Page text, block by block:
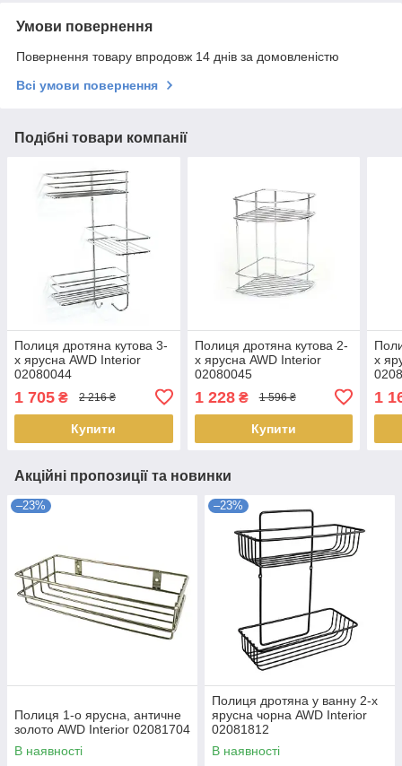
Умови повернення
Повернення товару впродовж 14 днів за домовленістю
Всі умови повернення
Подібні товари компанії
Полиця дротяна кутова 3-
х ярусна AWD Interior
02080044
1 705 ₴ 2 216 ₴
Купити
Полиця дротяна кутова 2-
х ярусна AWD Interior
02080045
1 228₴ 1 596 ₴
Купити
х
1
Акційні пропозиції та новинки
–23%
Полиця 1-о ярусна, античне
золото AWD Interior 02081704
В наявності
–23%
Полиця дротяна у ванну 2-х
ярусна чорна AWD Interior
02081812
В наявності